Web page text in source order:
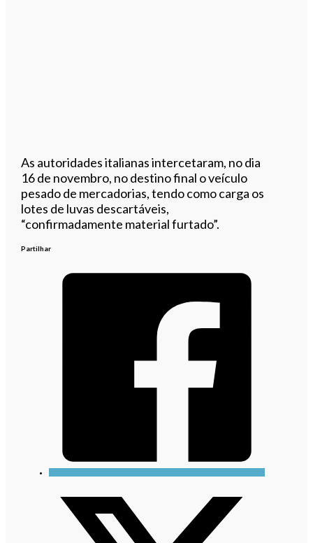
As autoridades italianas intercetaram, no dia
16 de novembro, no destino final o veículo
pesado de mercadorias, tendo como carga os
lotes de luvas descartáveis,
“confirmadamente material furtado”.
Partilhar